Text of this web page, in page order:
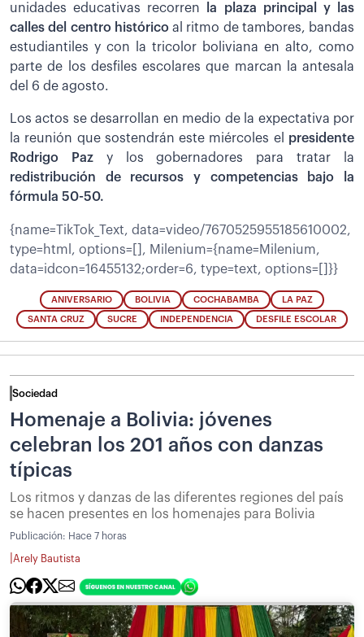
unidades educativas recorren la plaza principal y las
calles del centro históricoal ritmo de tambores, bandas
estudiantiles y con la tricolor boliviana en alto, como
parte de los desfiles escolares que marcan la antesala
del 6 de agosto.
Los actos se desarrollan en medio de la expectativa por
la reunión que sostendrán este miércoles el presidente
Rodrigo Pazy los gobernadores para tratar la
redistribución de recursos y competencias bajo la
fórmula 50-50.
{name=TikTok_Text, data=video/7670525955185610002,
type=html, options=[], Milenium={name=Milenium,
data=idcon=16455132;order=6, type=text, options=[]}}
ANIVERSARIO BOLIVIA COCHABAMBA LA PAZ
SANTA CRUZ SUCRE INDEPENDENCIA DESFILE ESCOLAR
Sociedad
Homenaje a Bolivia: jóvenes
celebran los 201 años con danzas
típicas
Los ritmos y danzas de las diferentes regiones del país
se hacen presentes en los homenajes para Bolivia
Publicación: Hace 7 horas
Arely Bautista